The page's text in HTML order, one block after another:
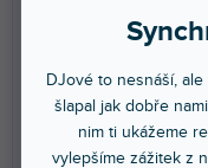
DJové to nesnáší,
šlapal jak dobře
nim ti ukážeme
vylepšíme zážitek z
219 Kč
DO KOŠÍKU
profilovanými mono jacky
mm a dvěmi cinch